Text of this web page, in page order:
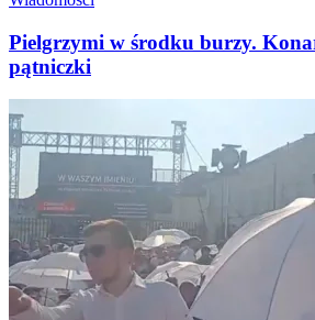
Pielgrzymi w środku burzy.
pątniczki